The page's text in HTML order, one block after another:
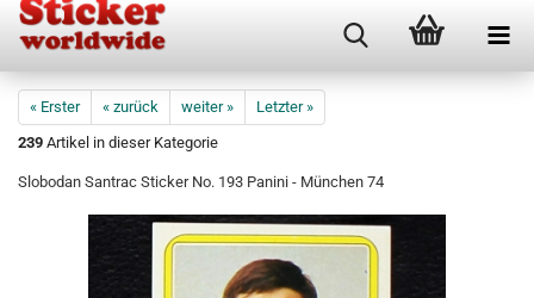
« Erster « zurück weiter »
Letzter »
239 Artikel in dieser Kategorie
Slobodan Santrac Sticker No. 193 Panini - München 74